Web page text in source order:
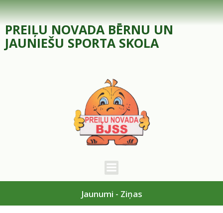
Skip
to
content
PREIĻU NOVADA BĒRNU UN
JAUNIEŠU SPORTA SKOLA
Jaunumi - Ziņas